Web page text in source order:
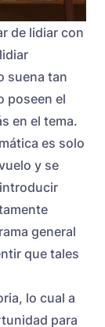
de lidiar con
suena tan
poseen el
en el tema.
es solo
y se
general
que tales
lo cual a
para